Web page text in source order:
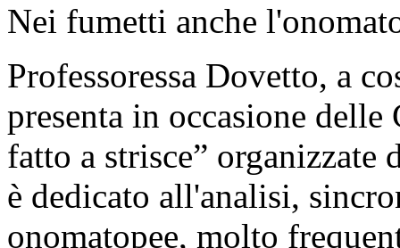
Nei fumetti anche
Professoressa Dovetto, a
presenta in occasione
fatto a strisce”
è dedicato all'analisi,
onomatopee, molto